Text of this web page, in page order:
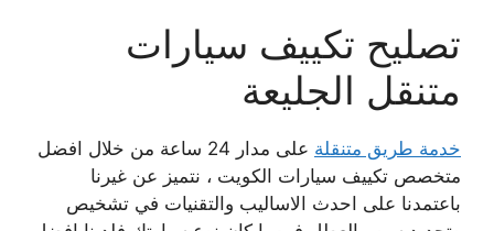
تصليح تكييف سيارات
متنقل الجليعة
خدمة طريق متنقلة
على مدار 24 ساعة من خلال افضل
متخصص تكييف سيارات الكويت ، نتميز عن غيرنا
باعتمدنا على احدث الاساليب والتقنيات في تشخيص